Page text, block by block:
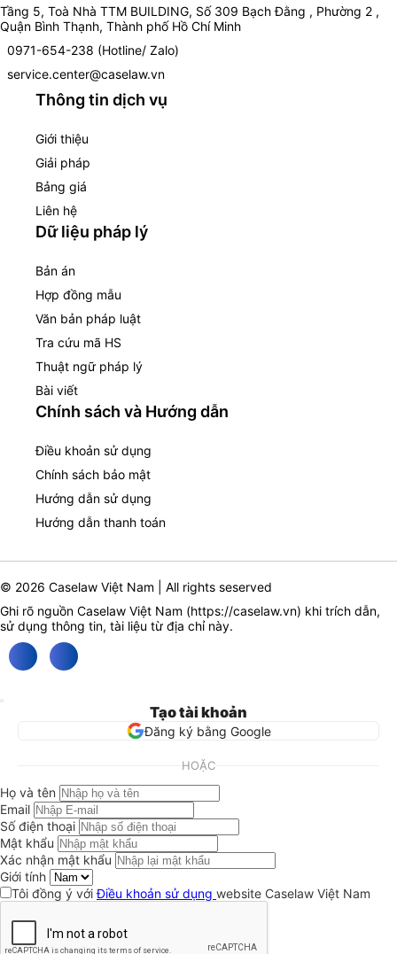
Tầng 5, Toà Nhà TTM BUILDING, Số 309 Bạch Đằng , Phường 2 ,
Quận Bình Thạnh, Thành phố Hồ Chí Minh
0971-654-238 (Hotline/ Zalo)
service.center@caselaw.vn
Thông tin dịch vụ
Giới thiệu
Giải pháp
Bảng giá
Liên hệ
Dữ liệu pháp lý
Bản án
Hợp đồng mẫu
Văn bản pháp luật
Tra cứu mã HS
Thuật ngữ pháp lý
Bài viết
Chính sách và Hướng dẫn
Điều khoản sử dụng
Chính sách bảo mật
Hướng dẫn sử dụng
Hướng dẫn thanh toán
© 2026 Caselaw Việt Nam | All rights seserved
Ghi rõ nguồn Caselaw Việt Nam (https://caselaw.vn) khi trích dẫn,
sử dụng thông tin, tài liệu từ địa chỉ này.
Tạo tài khoản
Đăng ký bằng Google
HOẶC
Họ và tên
Email
Số điện thoại
Mật khẩu
Xác nhận mật khẩu
Giới tính
Tôi đồng ý vớiĐiều khoản sử dụng website Caselaw Việt Nam